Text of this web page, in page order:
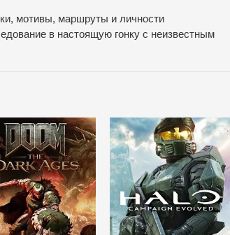
мотивы, маршруты и личности
в настоящую гонку с неизвестным